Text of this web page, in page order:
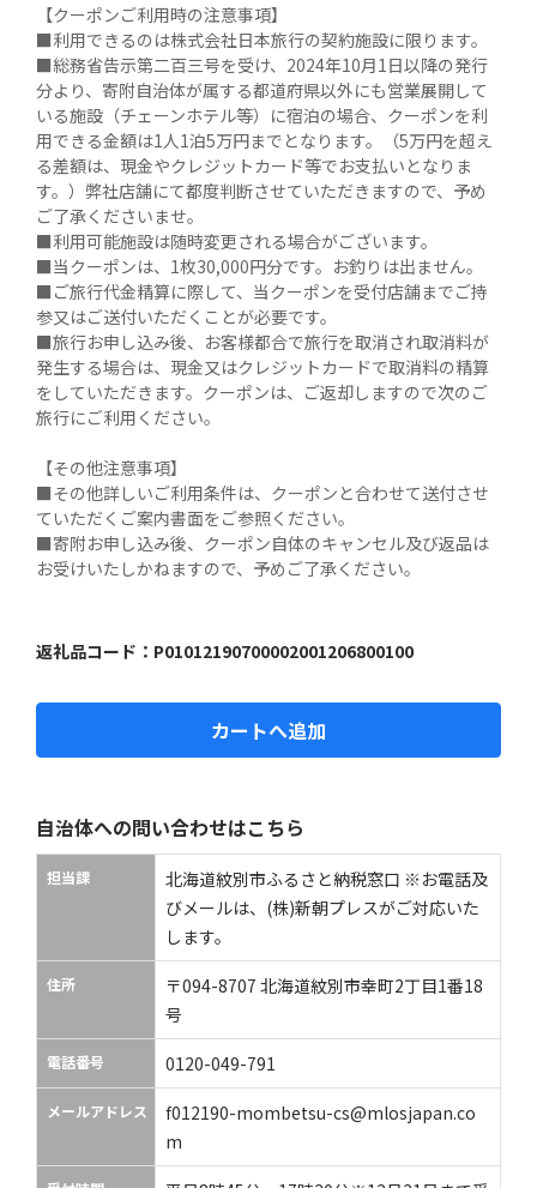
【クーポンご利用時の注意事項】
■利用できるのは株式会社日本旅行の契約施設に限ります。
■総務省告示第二百三号を受け、2024年10月1日以降の発行
分より、寄附自治体が属する都道府県以外にも営業展開して
いる施設（チェーンホテル等）に宿泊の場合、クーポンを利
用できる金額は1人1泊5万円までとなります。（5万円を超え
る差額は、現金やクレジットカード等でお支払いとなりま
す。）弊社店舗にて都度判断させていただきますので、予め
ご了承くださいませ。
■利用可能施設は随時変更される場合がございます。
■当クーポンは、1枚30,000円分です。お釣りは出ません。
■ご旅行代金精算に際して、当クーポンを受付店舗までご持
参又はご送付いただくことが必要です。
■旅行お申し込み後、お客様都合で旅行を取消され取消料が
発生する場合は、現金又はクレジットカードで取消料の精算
をしていただきます。クーポンは、ご返却しますので次のご
旅行にご利用ください。
【その他注意事項】
■その他詳しいご利用条件は、クーポンと合わせて送付させ
ていただくご案内書面をご参照ください。
■寄附お申し込み後、クーポン自体のキャンセル及び返品は
お受けいたしかねますので、予めご了承ください。
返礼品コード： P01012190700002001206800100
カートへ追加
自治体への問い合わせはこちら
担当課
北海道紋別市ふるさと納税窓口 ※お電話及
びメールは、(株)新朝プレスがご対応いた
します。
住所
〒094-8707 北海道紋別市幸町2丁目1番18
号
電話番号 0120-049-791
メールアドレス
f012190-mombetsu-cs@mlosjapan.co
m